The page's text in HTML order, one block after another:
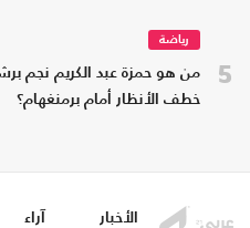
5
رياضة
من هو حمزة عبد الكريم نجم
خطف الأنظار أمام برمنغهام؟
الأخبار آراء